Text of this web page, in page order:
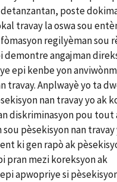
poste
travay la oswa sou
regilyèman sou
demontre angajman
epi kenbe yon
travay. Anplwayè yo ta
nan travay yo ak
diskriminasyon pou
pèsekisyon nan travay
ki gen rapò ak
pran mezi koreksyon ak
apwopriye si